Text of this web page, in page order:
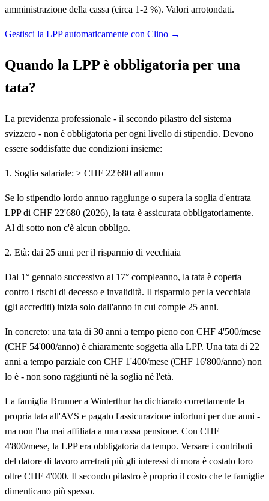
amministrazione della cassa (circa 1-2 %). Valori arrotondati.
Gestisci la LPP automaticamente con Clino →
Quando la LPP è obbligatoria per una
tata?
La previdenza professionale - il secondo pilastro del sistema
svizzero - non è obbligatoria per ogni livello di stipendio. Devono
essere soddisfatte due condizioni insieme:
1. Soglia salariale: ≥ CHF 22'680 all'anno
Se lo stipendio lordo annuo raggiunge o supera la soglia d'entrata
LPP di CHF 22'680 (2026), la tata è assicurata obbligatoriamente.
Al di sotto non c'è alcun obbligo.
2. Età: dai 25 anni per il risparmio di vecchiaia
Dal 1° gennaio successivo al 17° compleanno, la tata è coperta
contro i rischi di decesso e invalidità. Il risparmio per la vecchiaia
(gli accrediti) inizia solo dall'anno in cui compie 25 anni.
In concreto: una tata di 30 anni a tempo pieno con CHF 4'500/mese
(CHF 54'000/anno) è chiaramente soggetta alla LPP. Una tata di 22
anni a tempo parziale con CHF 1'400/mese (CHF 16'800/anno) non
lo è - non sono raggiunti né la soglia né l'età.
La famiglia Brunner a Winterthur ha dichiarato correttamente la
propria tata all'AVS e pagato l'assicurazione infortuni per due anni -
ma non l'ha mai affiliata a una cassa pensione. Con CHF
4'800/mese, la LPP era obbligatoria da tempo. Versare i contributi
del datore di lavoro arretrati più gli interessi di mora è costato loro
oltre CHF 4'000. Il secondo pilastro è proprio il costo che le famiglie
dimenticano più spesso.